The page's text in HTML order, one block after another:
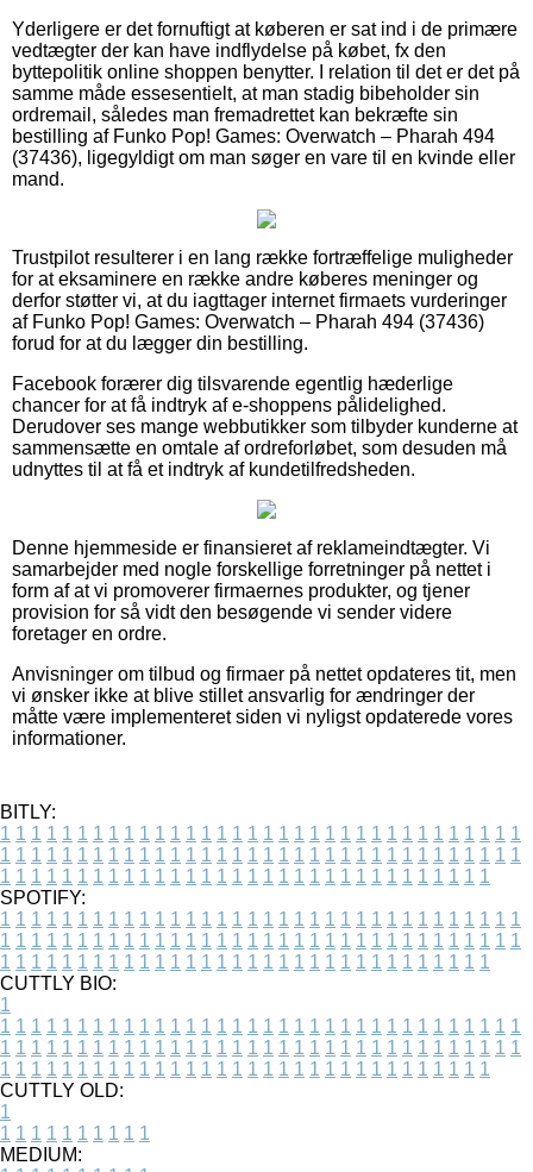
Yderligere er det fornuftigt at køberen er sat ind i de primære
vedtægter der kan have indflydelse på købet, fx den
byttepolitik online shoppen benytter. I relation til det er det på
samme måde essesentielt, at man stadig bibeholder sin
ordremail, således man fremadrettet kan bekræfte sin
bestilling af Funko Pop! Games: Overwatch – Pharah 494
(37436), ligegyldigt om man søger en vare til en kvinde eller
mand.
Trustpilot resulterer i en lang række fortræffelige muligheder
for at eksaminere en række andre køberes meninger og
derfor støtter vi, at du iagttager internet firmaets vurderinger
af Funko Pop! Games: Overwatch – Pharah 494 (37436)
forud for at du lægger din bestilling.
Facebook forærer dig tilsvarende egentlig hæderlige
chancer for at få indtryk af e-shoppens pålidelighed.
Derudover ses mange webbutikker som tilbyder kunderne at
sammensætte en omtale af ordreforløbet, som desuden må
udnyttes til at få et indtryk af kundetilfredsheden.
Denne hjemmeside er finansieret af reklameindtægter. Vi
samarbejder med nogle forskellige forretninger på nettet i
form af at vi promoverer firmaernes produkter, og tjener
provision for så vidt den besøgende vi sender videre
foretager en ordre.
Anvisninger om tilbud og firmaer på nettet opdateres tit, men
vi ønsker ikke at blive stillet ansvarlig for ændringer der
måtte være implementeret siden vi nyligst opdaterede vores
informationer.
BITLY:
1 1 1 1 1 1 1 1 1 1 1 1 1 1 1 1 1 1 1 1 1 1 1 1 1 1 1 1 1 1 1 1 1 1
1 1 1 1 1 1 1 1 1 1 1 1 1 1 1 1 1 1 1 1 1 1 1 1 1 1 1 1 1 1 1 1 1 1
1 1 1 1 1 1 1 1 1 1 1 1 1 1 1 1 1 1 1 1 1 1 1 1 1 1 1 1 1 1 1 1
SPOTIFY:
1 1 1 1 1 1 1 1 1 1 1 1 1 1 1 1 1 1 1 1 1 1 1 1 1 1 1 1 1 1 1 1 1 1
1 1 1 1 1 1 1 1 1 1 1 1 1 1 1 1 1 1 1 1 1 1 1 1 1 1 1 1 1 1 1 1 1 1
1 1 1 1 1 1 1 1 1 1 1 1 1 1 1 1 1 1 1 1 1 1 1 1 1 1 1 1 1 1 1 1
CUTTLY BIO:
1
1 1 1 1 1 1 1 1 1 1 1 1 1 1 1 1 1 1 1 1 1 1 1 1 1 1 1 1 1 1 1 1 1 1
1 1 1 1 1 1 1 1 1 1 1 1 1 1 1 1 1 1 1 1 1 1 1 1 1 1 1 1 1 1 1 1 1 1
1 1 1 1 1 1 1 1 1 1 1 1 1 1 1 1 1 1 1 1 1 1 1 1 1 1 1 1 1 1 1 1
CUTTLY OLD:
1
1 1 1 1 1 1 1 1 1 1
MEDIUM: